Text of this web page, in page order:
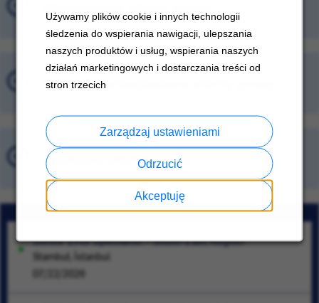
Używamy plików cookie i innych technologii
śledzenia do wspierania nawigacji, ulepszania
naszych produktów i usług, wspierania naszych
działań marketingowych i dostarczania treści od
stron trzecich
Akceptuję
Odrzucić
Zarządzaj ustawieniami
Wyróżnione oferty pracy
Ostatnio przeglądane oferty pracy
Zapisane oferty pracy
Senior EHS Specialist – South East Region
Stambuł, İstanbul